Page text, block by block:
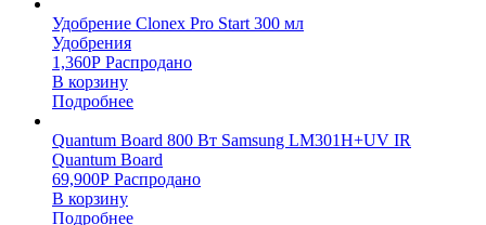
Удобрение Clonex Pro Start 300 мл
Удобрения
1,360Р Распродано
В корзину
Подробнее
Quantum Board 800 Вт Samsung LM301H+UV IR
Quantum Board
69,900Р Распродано
В корзину
Подробнее